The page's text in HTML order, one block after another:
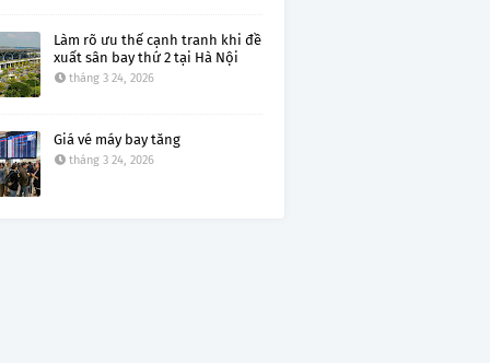
Làm rõ ưu thế cạnh tranh khi đề
xuất sân bay thứ 2 tại Hà Nội
tháng 3 24, 2026
Giá vé máy bay tăng
tháng 3 24, 2026